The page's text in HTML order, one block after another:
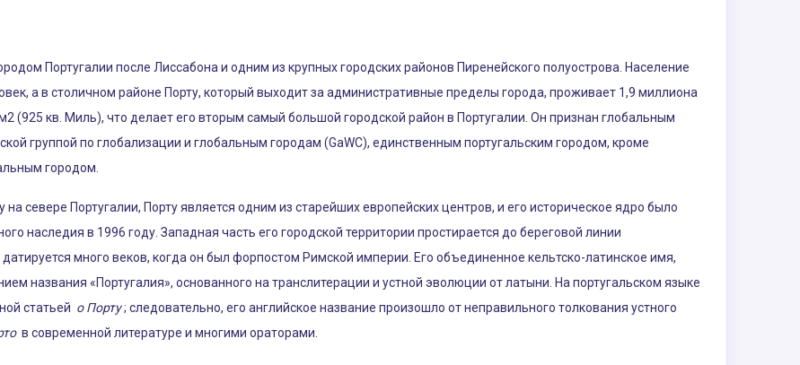
Португалии после Лиссабона и одним из крупных городских районов Пиренейского полуострова. Население
а в столичном районе Порту, который выходит за административные пределы города, проживает 1,9 миллиона
(925 кв. Миль), что делает его вторым самый большой городской район в Португалии. Он признан глобальным
группой по глобализации и глобальным городам (GaWC), единственным португальским городом, кроме
городом.
севере Португалии, Порту является одним из старейших европейских центров, и его историческое ядро ​​было
наследия в 1996 году. Западная часть его городской территории простирается до береговой линии
много веков, когда он был форпостом Римской империи. Его объединенное кельтско-латинское имя,
названия «Португалия», основанного на транслитерации и устной эволюции от латыни. На португальском языке
статьей о Порту; следовательно, его английское название произошло от неправильного толкования устного
в современной литературе и многими ораторами.